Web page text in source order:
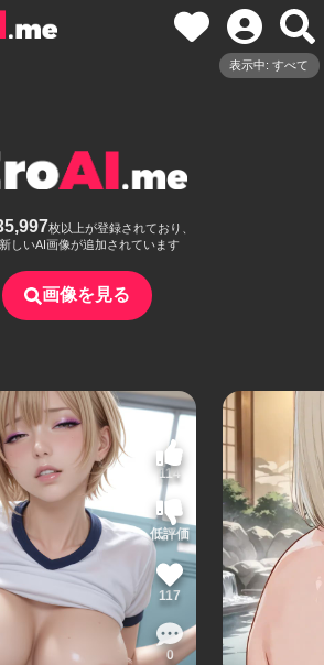
表示中: すべて
枚以上が登録されており、
しいAI画像が追加されています
画像を見る
114
低評価
117
0